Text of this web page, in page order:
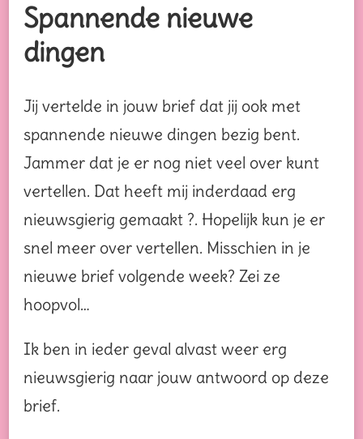
Spannende nieuwe
dingen
Jij vertelde in jouw brief dat jij ook met
spannende nieuwe dingen bezig bent.
Jammer dat je er nog niet veel over kunt
vertellen. Dat heeft mij inderdaad erg
nieuwsgierig gemaakt ?. Hopelijk kun je er
snel meer over vertellen. Misschien in je
nieuwe brief volgende week? Zei ze
hoopvol…
Ik ben in ieder geval alvast weer erg
nieuwsgierig naar jouw antwoord op deze
brief.